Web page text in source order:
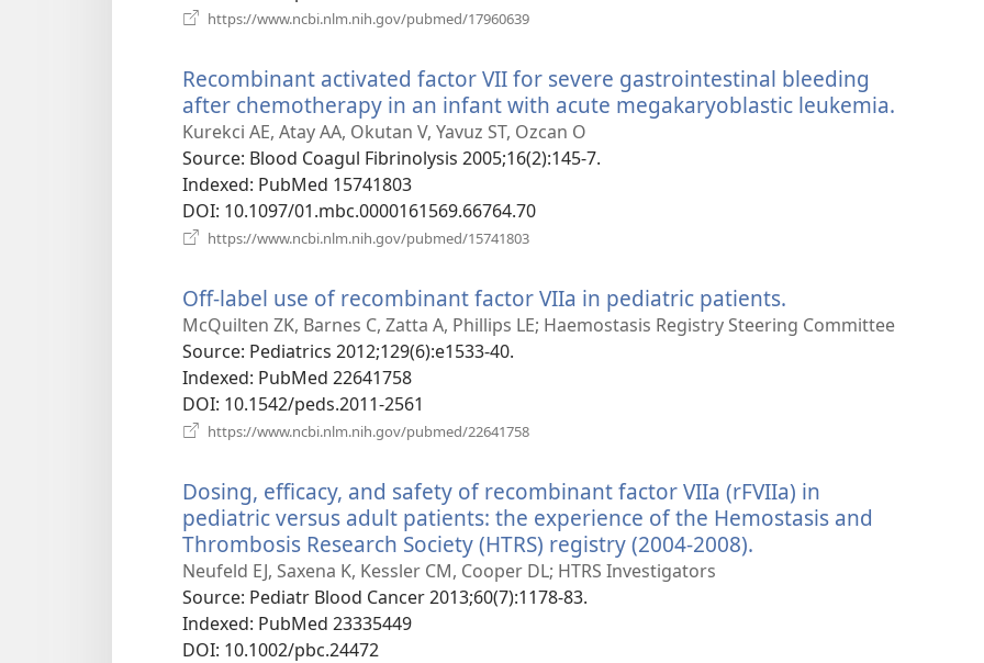
https://www.ncbi.nlm.nih.gov/pubmed/17960639
вікні)
Recombinant activated factor VII for severe gastrointestinal bleeding
after chemotherapy in an infant with acute megakaryoblastic leukemia.
Kurekci AE, Atay AA, Okutan V, Yavuz ST, Ozcan O
Source‎: Blood Coagul Fibrinolysis 2005;16(2):145-7.
Indexed‎: PubMed 15741803
DOI‎: 10.1097/01.mbc.0000161569.66764.70
https://www.ncbi.nlm.nih.gov/pubmed/15741803
вікні)
Off-label use of recombinant factor VIIa in pediatric patients.
у
McQuilten ZK, Barnes C, Zatta A, Phillips LE; Haemostasis Registry Steering Committee
Source‎: Pediatrics 2012;129(6):e1533-40.
Indexed‎: PubMed 22641758
DOI‎: 10.1542/peds.2011-2561
https://www.ncbi.nlm.nih.gov/pubmed/22641758
вікні)
Dosing, efficacy, and safety of recombinant factor VIIa (rFVIIa) in
pediatric versus adult patients: the experience of the Hemostasis and
Thrombosis Research Society (HTRS) registry (2004-2008).
Neufeld EJ, Saxena K, Kessler CM, Cooper DL; HTRS Investigators
Source‎: Pediatr Blood Cancer 2013;60(7):1178-83.
Indexed‎: PubMed 23335449
DOI‎: 10.1002/pbc.24472